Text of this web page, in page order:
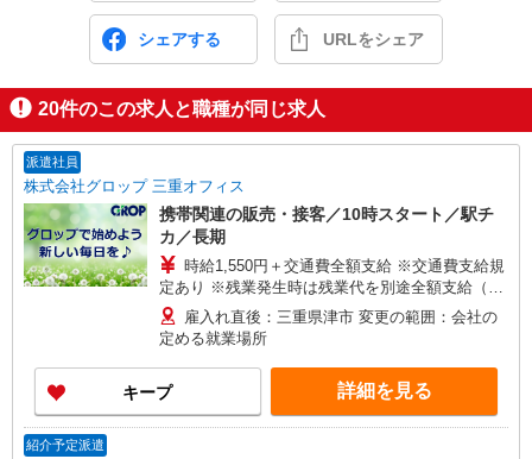
シェアする URLをシェア
20件のこの求人と職種が同じ求人
派遣社員
株式会社グロップ 三重オフィス
携帯関連の販売・接客／10時スタート／駅チ
カ／長期
時給1,550円＋交通費全額支給 ※交通費支給規
定あり ※残業発生時は残業代を別途全額支給（法
定基準通り） ※給与の希望日払い（週払い）制度
あり 【月収例】＊月22日勤務の場合 時給1,550円
×8時間×22日＝272,800円＋交通費
雇入れ直後：三重県津市 変更の範囲：会社の
定める就業場所
キープ 詳細を見る
紹介予定派遣